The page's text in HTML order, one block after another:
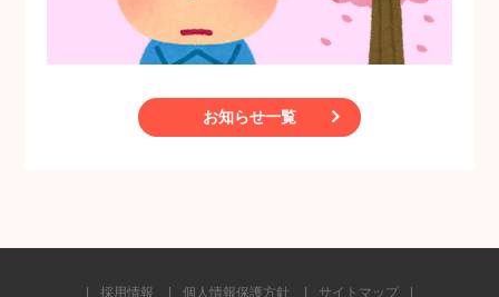
お知らせ一覧
採用情報 個人情報保護方針 サイトマップ